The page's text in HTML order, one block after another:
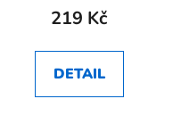
219 Kč
DETAIL